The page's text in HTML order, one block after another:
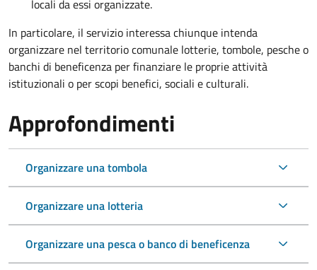
locali da essi organizzate.
In particolare, il servizio interessa chiunque intenda
organizzare nel territorio comunale lotterie, tombole, pesche o
banchi di beneficenza per finanziare le proprie attività
istituzionali o per scopi benefici, sociali e culturali.
Approfondimenti
Organizzare una tombola
Organizzare una lotteria
Organizzare una pesca o banco di beneficenza